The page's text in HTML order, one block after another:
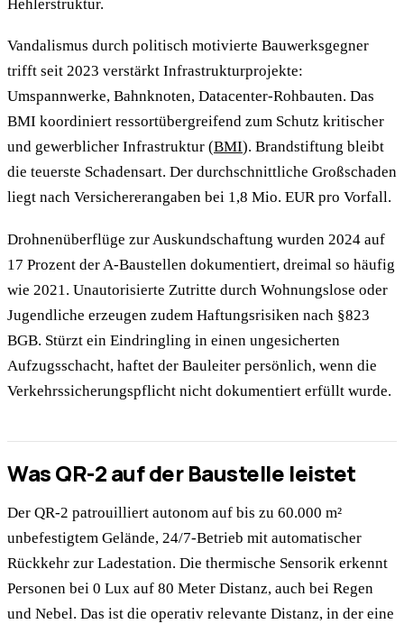
Hehlerstruktur.
Vandalismus durch politisch motivierte Bauwerksgegner
trifft seit 2023 verstärkt Infrastrukturprojekte:
Umspannwerke, Bahnknoten, Datacenter-Rohbauten. Das
BMI koordiniert ressortübergreifend zum Schutz kritischer
und gewerblicher Infrastruktur (BMI). Brandstiftung bleibt
die teuerste Schadensart. Der durchschnittliche Großschaden
liegt nach Versichererangaben bei 1,8 Mio. EUR pro Vorfall.
Drohnenüberflüge zur Auskundschaftung wurden 2024 auf
17 Prozent der A-Baustellen dokumentiert, dreimal so häufig
wie 2021. Unautorisierte Zutritte durch Wohnungslose oder
Jugendliche erzeugen zudem Haftungsrisiken nach §823
BGB. Stürzt ein Eindringling in einen ungesicherten
Aufzugsschacht, haftet der Bauleiter persönlich, wenn die
Verkehrssicherungspflicht nicht dokumentiert erfüllt wurde.
Was QR-2 auf der Baustelle leistet
Der QR-2 patrouilliert autonom auf bis zu 60.000 m²
unbefestigtem Gelände, 24/7-Betrieb mit automatischer
Rückkehr zur Ladestation. Die thermische Sensorik erkennt
Personen bei 0 Lux auf 80 Meter Distanz, auch bei Regen
und Nebel. Das ist die operativ relevante Distanz, in der eine